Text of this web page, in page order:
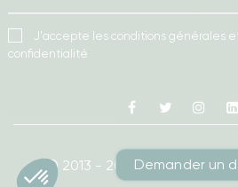
J'accepte les conditions générales
confidentialité
Facebook
Twitter
© 2013 - 2026Ameublea.
Demander un